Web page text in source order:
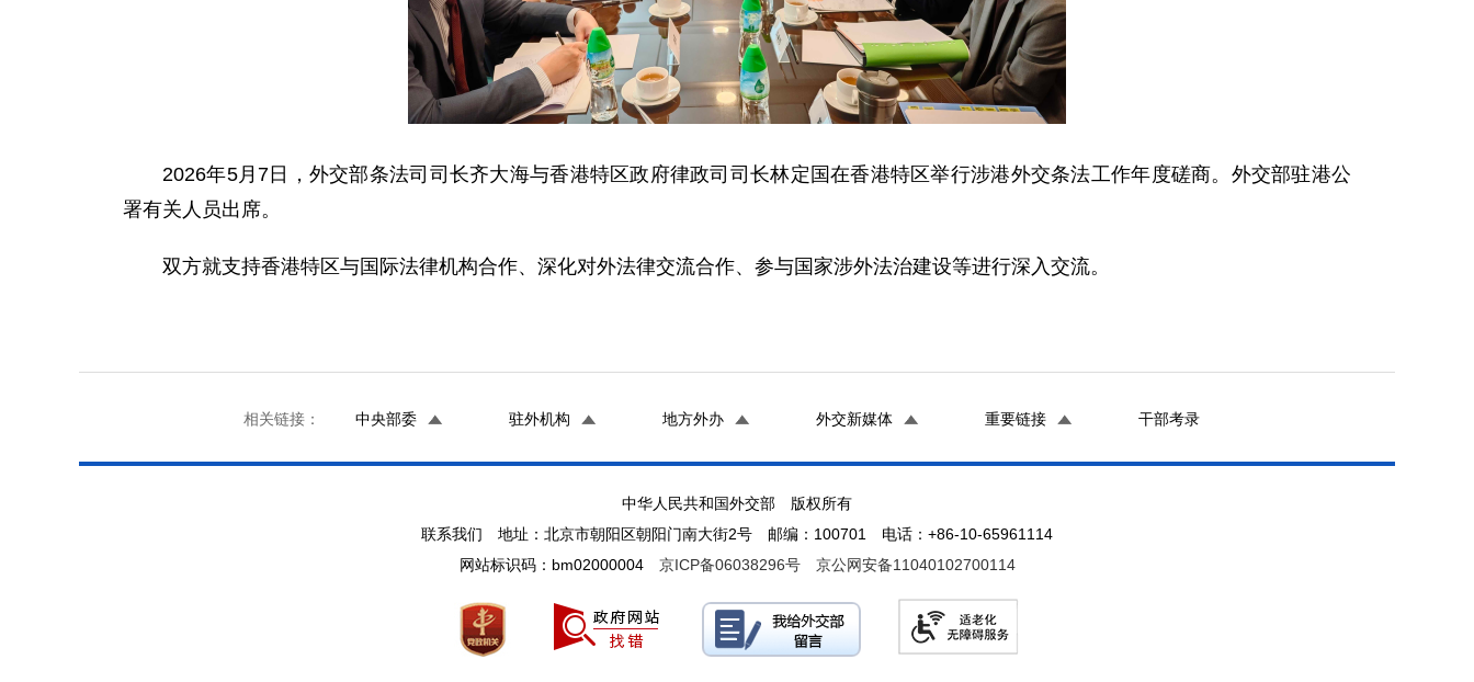
2026年5月7日，外交部条法司司长齐大海与香港特区政府律政司司长林定国在香港特区举行涉港外交条法工作年度磋商。外交部驻港公
署有关人员出席。
双方就支持香港特区与国际法律机构合作、深化对外法律交流合作、参与国家涉外法治建设等进行深入交流。
相关链接： 中央部委 驻外机构 地方外办 外交新媒体 重要链接 干部考录
中华人民共和国外交部 版权所有
联系我们 地址：北京市朝阳区朝阳门南大街2号 邮编：100701 电话：+86-10-65961114
网站标识码：bm02000004 京ICP备06038296号 京公网安备11040102700114